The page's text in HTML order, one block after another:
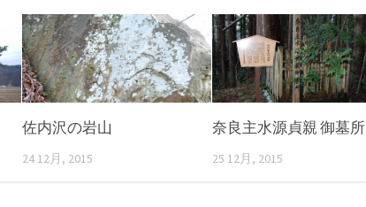
佐内沢の岩山
24 12月, 2015
奈良主水源貞親 御墓所
25 12月, 2015